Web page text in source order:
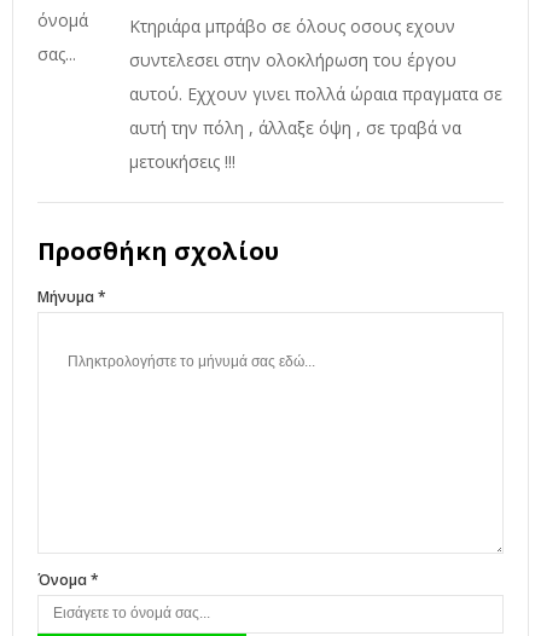
Κτηριάρα μπράβο σε όλους οσους εχουν
συντελεσει στην ολοκλήρωση του έργου
αυτού. Εχχουν γινει πολλά ώραια πραγματα σε
αυτή την πόλη , άλλαξε όψη , σε τραβά να
μετοικήσεις !!!
Προσθήκη σχολίου
Μήνυμα *
Όνομα *